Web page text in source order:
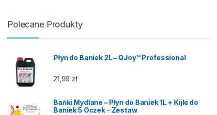
Polecane Produkty
Płyn do Baniek 2L – QJoy™ Professional
21,99 zł
Bańki Mydlane – Płyn do Baniek 1L + Kijki do
Baniek 5 Oczek - Zestaw